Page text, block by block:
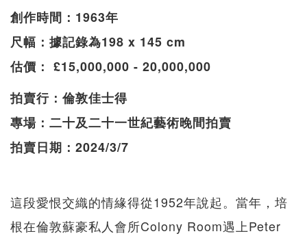
創作時間：1963年
尺幅：據記錄為198 x 145 cm
估價： £15,000,000 - 20,000,000
拍賣行：倫敦佳士得
專場：二十及二十一世紀藝術晚間拍賣
拍賣日期：2024/3/7
這段愛恨交織的情緣得從1952年說起。當年，培
根在倫敦蘇豪私人會所Colony Room遇上Peter